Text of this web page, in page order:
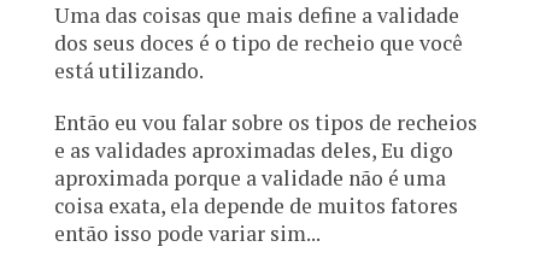
Uma das coisas que mais define a validade
dos seus doces é o tipo de recheio que você
está utilizando.
Então eu vou falar sobre os tipos de recheios
e as validades aproximadas deles, Eu digo
aproximada porque a validade não é uma
coisa exata, ela depende de muitos fatores
então isso pode variar sim...